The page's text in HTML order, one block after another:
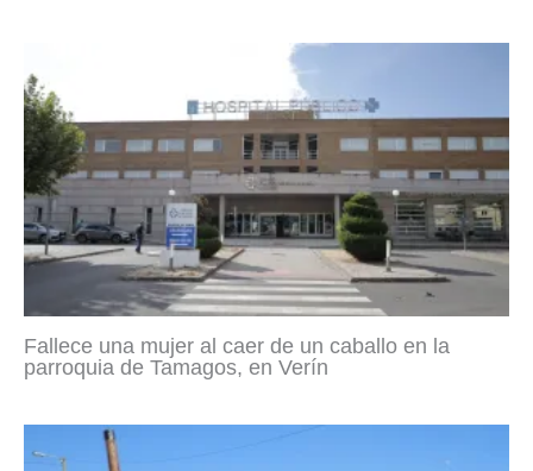
Fallece una mujer al caer de un caballo en la
parroquia de Tamagos, en Verín